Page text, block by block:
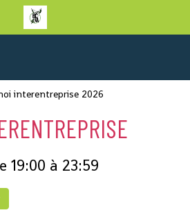
19:00 à 23:59